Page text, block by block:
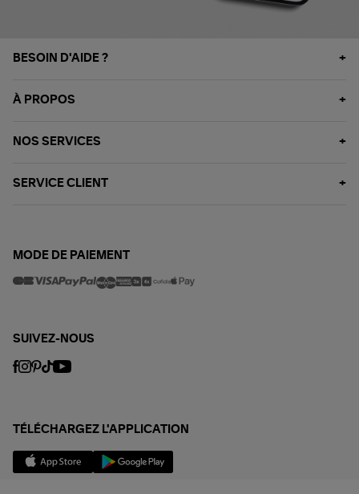
BESOIN D'AIDE ?
À PROPOS
NOS SERVICES
SERVICE CLIENT
MODE DE PAIEMENT
SUIVEZ-NOUS
TÉLÉCHARGEZ L'APPLICATION